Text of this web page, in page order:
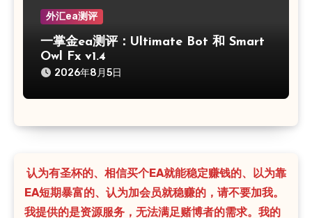
外汇ea测评
一掌金ea测评：Ultimate Bot 和 Smart
Owl Fx v1.4
2026年8月5日
认为有圣杯的、相信买个EA就能稳定赚钱的、以为靠
EA短期暴富的、认为加会员就稳赚的，请不要加我。
我提供的是资源服务，无法满足赌博者的需求。我的